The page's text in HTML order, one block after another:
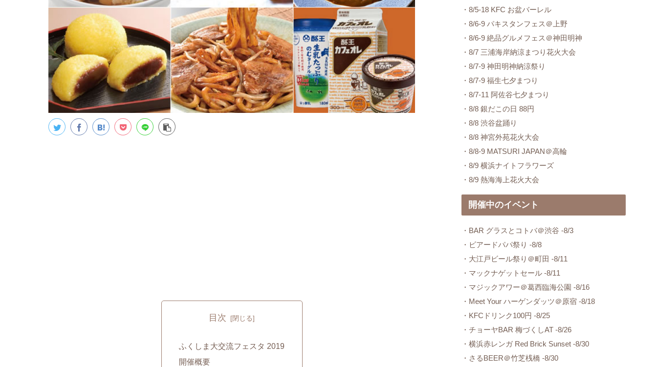
目次
ふくしま大交流フェスタ 2019
開催概要
・8/5-18 KFC お盆バーレル
・8/6-9 パキスタンフェス＠上野
・8/6-9 絶品グルメフェス＠神田明神
・8/7 三浦海岸納涼まつり花火大会
・8/7-9 神田明神納涼祭り
・8/7-9 福生七夕まつり
・8/7-11 阿佐谷七夕まつり
・8/8 銀だこの日 88円
・8/8 渋谷盆踊り
・8/8 神宮外苑花火大会
・8/8-9 MATSURI JAPAN＠高輪
・8/9 横浜ナイトフラワーズ
・8/9 熱海海上花火大会
開催中のイベント
・BAR グラスとコトバ＠渋谷 -8/3
・ビアードパパ祭り -8/8
・大江戸ビール祭り＠町田 -8/11
・マックナゲットセール -8/11
・マジックアワー＠葛西臨海公園 -8/16
・Meet Your ハーゲンダッツ＠原宿 -8/18
・KFCドリンク100円 -8/25
・チョーヤBAR 梅づくしAT -8/26
・横浜赤レンガ Red Brick Sunset -8/30
・さるBEER＠竹芝桟橋 -8/30